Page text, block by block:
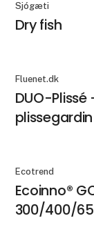
Sjógæti
Dry fish
Fluenet.dk
DUO-
plissegardin
Ecotrend
Ecoinno®
300/400/